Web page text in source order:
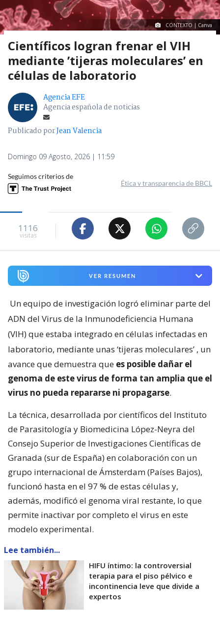
CONTEXTO | Canva
Científicos logran frenar el VIH
mediante ’tijeras moleculares’ en
células de laboratorio
Agencia EFE
Agencia española de noticias
Publicado porJean Valencia
Domingo 09 Agosto, 2026 | 11:59
Seguimos criterios de
Ética y transparencia de BBCL
1116
visitas
VER RESUMEN
Un equipo de investigación logró eliminar parte del
ADN del Virus de la Inmunodeficiencia Humana
(VIH) que estaba integrado en células infectadas en
laboratorio, mediante unas ‘tijeras moleculares’ , un
avance que demuestra que es posible dañar el
genoma de este virus de forma tan amplia que el
virus no pueda repararse ni propagarse.
La técnica, desarrollada por científicos del Instituto
de Parasitología y Biomedicina López-Neyra del
Consejo Superior de Investigaciones Científicas de
Granada (sur de España) en colaboración con un
grupo internacional de Ámsterdam (Países Bajos),
funcionó hasta en el 97 % de estas células y,
además, modificó el genoma viral restante, lo que
permite inactivar por completo el virus en este
modelo experimental.
Lee también...
HIFU íntimo: la controversial
terapia para el piso pélvico e
incontinencia leve que divide a
expertos